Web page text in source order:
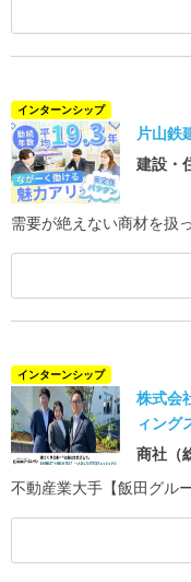
インターンシップ
片山鉄
建設・
需要が絶えない商材を扱
インターンシップ
株式会
ィング
商社（
不動産業大手【飯田グル